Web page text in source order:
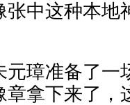
中这种本地
璋准备了一
拿下来了，